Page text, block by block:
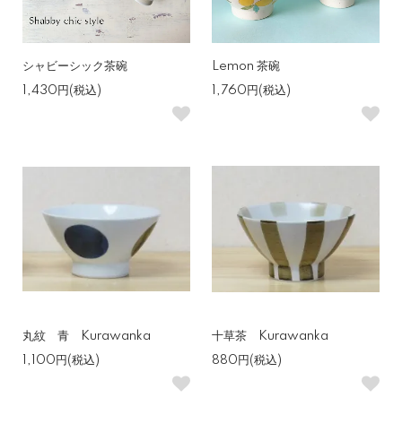
シャビーシック茶碗
1,430円(税込)
Lemon 茶碗
1,760円(税込)
丸紋 青 Kurawanka
1,100円(税込)
十草茶 Kurawanka
880円(税込)